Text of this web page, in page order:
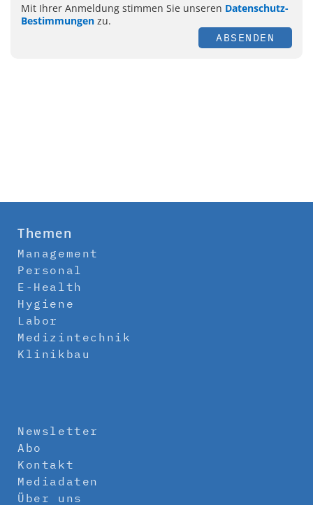
Mit Ihrer Anmeldung stimmen Sie unseren Datenschutz-
Bestimmungen zu.
ABSENDEN
Themen
Management
Personal
E-Health
Hygiene
Labor
Medizintechnik
Klinikbau
Newsletter
Abo
Kontakt
Mediadaten
Über uns